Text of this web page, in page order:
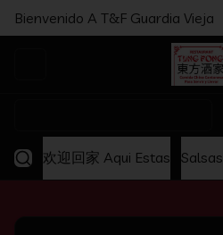
Bienvenido A T&F Guardia Vieja
欢迎回家 Aqui Estas Salsas